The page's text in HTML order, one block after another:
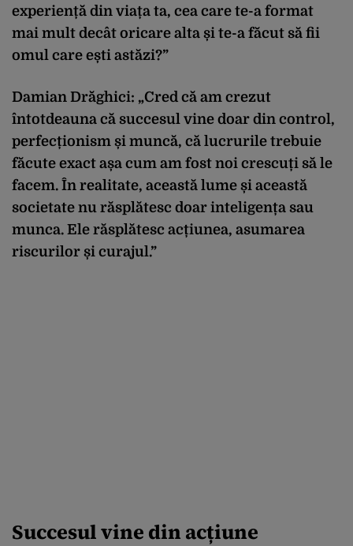
experiență din viața ta, cea care te-a format
mai mult decât oricare alta și te-a făcut să fii
omul care ești astăzi?”
Damian Drăghici: „Cred că am crezut
întotdeauna că succesul vine doar din control,
perfecționism și muncă, că lucrurile trebuie
făcute exact așa cum am fost noi crescuți să le
facem. În realitate, această lume și această
societate nu răsplătesc doar inteligența sau
munca. Ele răsplătesc acțiunea, asumarea
riscurilor și curajul.”
Succesul vine din acțiune